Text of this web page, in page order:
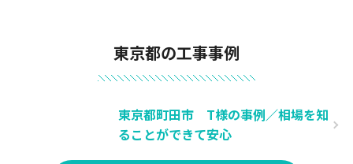
東京都の工事事例
東京都町田市 T様の事例／相場を知
ることができて安心